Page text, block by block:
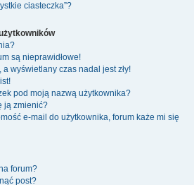
ciasteczka”?
są nieprawidłowe!
a wyświetlany czas nadal jest zły!
pod moją nazwą użytkownika?
ją zmienić?
e-mail do użytkownika, forum każe mi się
forum?
post?